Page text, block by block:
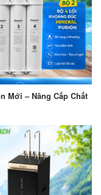
Mới – Nâng Cấp Chất